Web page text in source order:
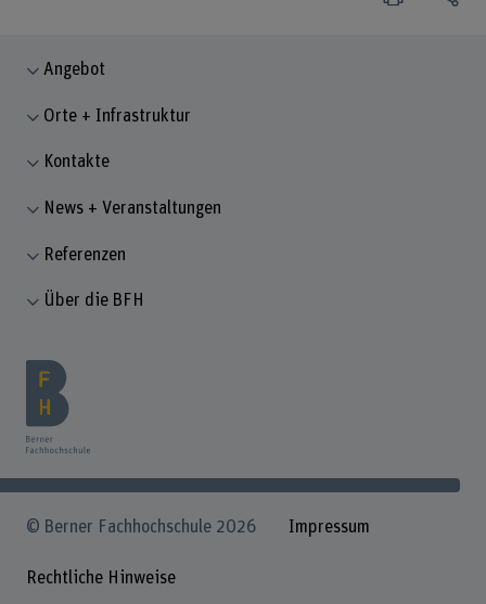
Angebot
Orte + Infrastruktur
Kontakte
News + Veranstaltungen
Referenzen
Über die BFH
© Berner Fachhochschule 2026 Impressum
Rechtliche Hinweise